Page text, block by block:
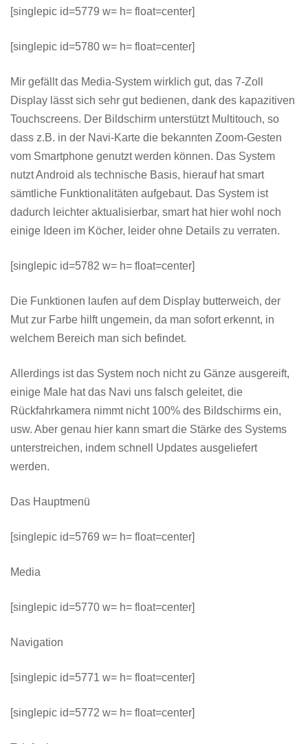
[singlepic id=5779 w= h= float=center]
[singlepic id=5780 w= h= float=center]
Mir gefällt das Media-System wirklich gut, das 7-Zoll
Display lässt sich sehr gut bedienen, dank des kapazitiven
Touchscreens. Der Bildschirm unterstützt Multitouch, so
dass z.B. in der Navi-Karte die bekannten Zoom-Gesten
vom Smartphone genutzt werden können. Das System
nutzt Android als technische Basis, hierauf hat smart
sämtliche Funktionalitäten aufgebaut. Das System ist
dadurch leichter aktualisierbar, smart hat hier wohl noch
einige Ideen im Köcher, leider ohne Details zu verraten.
[singlepic id=5782 w= h= float=center]
Die Funktionen laufen auf dem Display butterweich, der
Mut zur Farbe hilft ungemein, da man sofort erkennt, in
welchem Bereich man sich befindet.
Allerdings ist das System noch nicht zu Gänze ausgereift,
einige Male hat das Navi uns falsch geleitet, die
Rückfahrkamera nimmt nicht 100% des Bildschirms ein,
usw. Aber genau hier kann smart die Stärke des Systems
unterstreichen, indem schnell Updates ausgeliefert
werden.
Das Hauptmenü
[singlepic id=5769 w= h= float=center]
Media
[singlepic id=5770 w= h= float=center]
Navigation
[singlepic id=5771 w= h= float=center]
[singlepic id=5772 w= h= float=center]